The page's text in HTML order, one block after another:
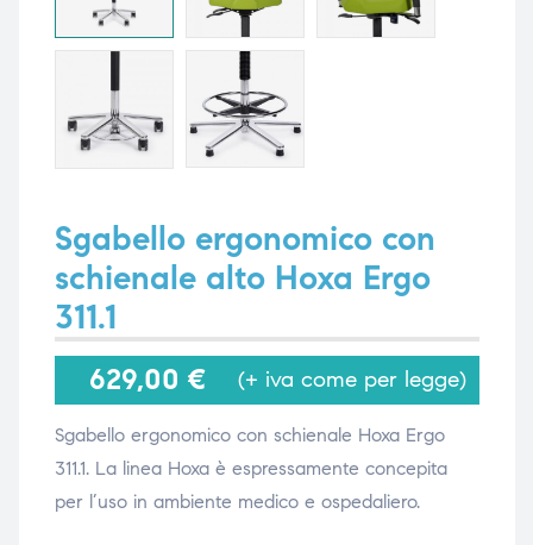
Sgabello ergonomico con
schienale alto Hoxa Ergo
311.1
629,00 € (+ iva come per legge)
Sgabello ergonomico con schienale Hoxa Ergo
311.1. La linea Hoxa è espressamente concepita
per l’uso in ambiente medico e ospedaliero.